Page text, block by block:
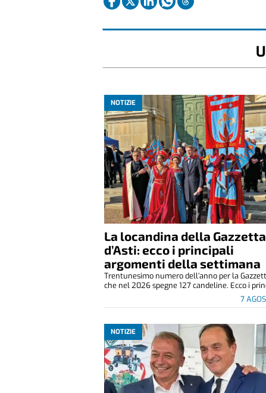
NOTIZIE
La locandina della Gazzetta
d’Asti: ecco i principali
argomenti della settimana
7
Trentunesimo numero dell’anno per la
che nel 2026 spegne 127 candeline. Ecco i
NOTIZIE